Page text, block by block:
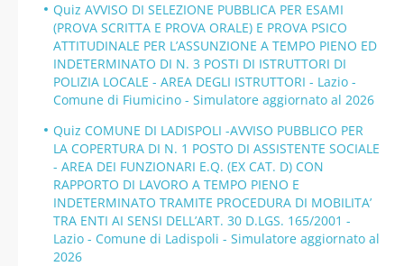
Quiz AVVISO DI SELEZIONE PUBBLICA PER ESAMI
(PROVA SCRITTA E PROVA ORALE) E PROVA PSICO
ATTITUDINALE PER L’ASSUNZIONE A TEMPO PIENO ED
INDETERMINATO DI N. 3 POSTI DI ISTRUTTORI DI
POLIZIA LOCALE - AREA DEGLI ISTRUTTORI - Lazio -
Comune di Fiumicino - Simulatore aggiornato al 2026
Quiz COMUNE DI LADISPOLI -AVVISO PUBBLICO PER
LA COPERTURA DI N. 1 POSTO DI ASSISTENTE SOCIALE
- AREA DEI FUNZIONARI E.Q. (EX CAT. D) CON
RAPPORTO DI LAVORO A TEMPO PIENO E
INDETERMINATO TRAMITE PROCEDURA DI MOBILITA’
TRA ENTI AI SENSI DELL’ART. 30 D.LGS. 165/2001 -
Lazio - Comune di Ladispoli - Simulatore aggiornato al
2026